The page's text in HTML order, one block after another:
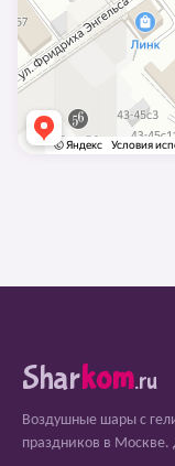
Sharkom.ru
Воздушные шары с
праздников в Москве.